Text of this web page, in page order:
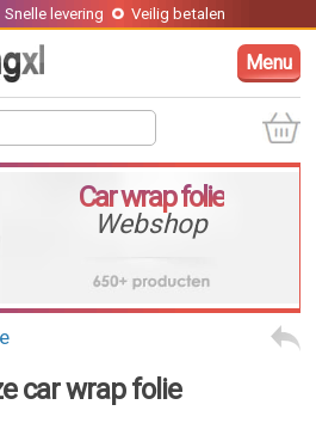
Snelle levering Veilig betalen
Menu
Car wrap folie
Webshop
car wrap folie